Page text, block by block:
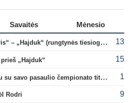
Savaitės Mėnesio
Konferencijų lyga: „Žalgiris“ – „Hajduk“ (rungtynės tiesiogiai) 13
„Hajduk“ 15
B. Mendy: „Darau ką noriu su savo pasaulio čempionato titulu“ 1
Rodri 9